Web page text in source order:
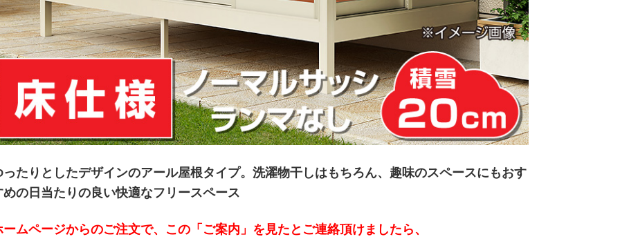
たりとしたデザインのアール屋根タイプ。洗濯物干しはもちろん、趣味のスペースにもおす
の日当たりの良い快適なフリースペース
ムページからのご注文で、この「ご案内」を見たとご連絡頂けましたら、